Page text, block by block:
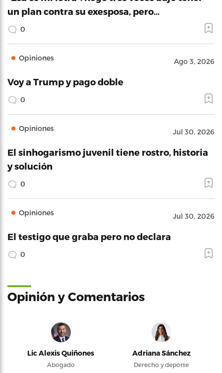
un plan contra su exesposa, pero…
0
Opiniones Ago 3, 2026
Voy a Trump y pago doble
0
Opiniones Jul 30, 2026
El sinhogarismo juvenil tiene rostro, historia
y solución
0
Opiniones Jul 30, 2026
El testigo que graba pero no declara
0
Opinión y Comentarios
Lic Alexis Quiñones
Abogado
Adriana Sánchez
Derecho y deporte